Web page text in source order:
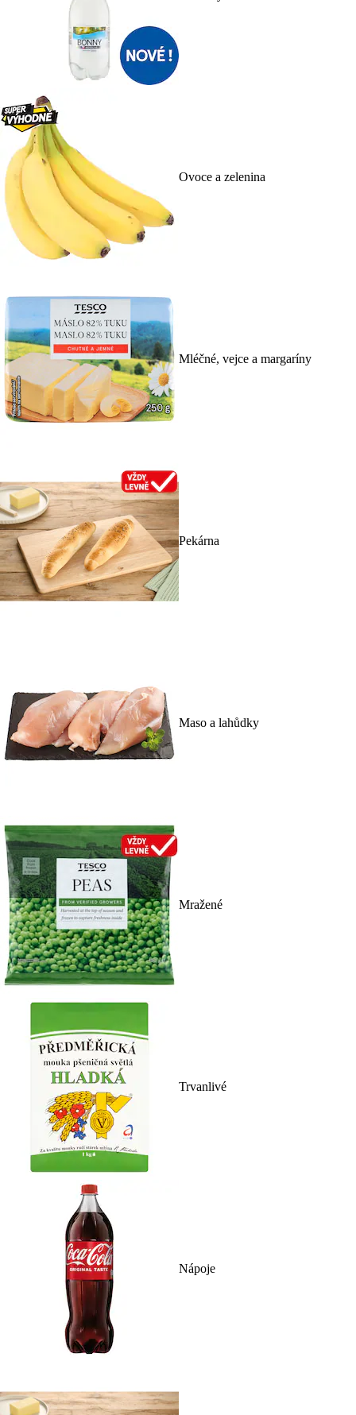
Ovoce a zelenina
Mléčné, vejce a margaríny
Pekárna
Maso a lahůdky
Mražené
Trvanlivé
Nápoje